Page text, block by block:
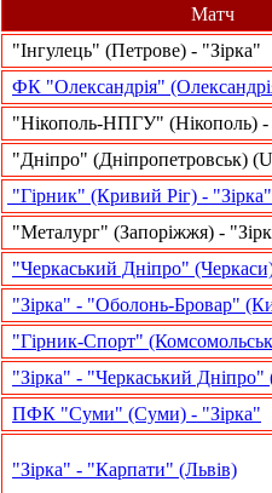
Матч
"Інгулець" (Петрове) - "Зірка"
ФК "Олександрія"
"Нікополь-НПГУ" (Нікополь) -
"Дніпро" (Дніпропетровськ)
"Гірник" (Кривий Ріг) - "Зірка"
"Металург" (Запоріжжя) -
"Черкаський Дніпро"
"Зірка" - "Оболонь-Бровар"
"Гірник-Спорт"
"Зірка" - "Черкаський Дніпро"
ПФК "Суми" (Суми) - "Зірка"
"Зірка" - "Карпати" (Львів)